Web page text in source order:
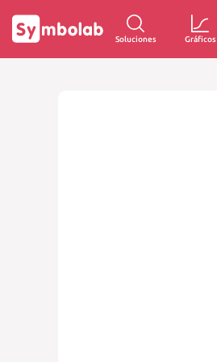
Soluciones Gráficos